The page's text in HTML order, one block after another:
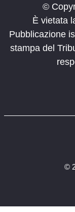
©
È vietata
Pubblicazione
stampa del
©